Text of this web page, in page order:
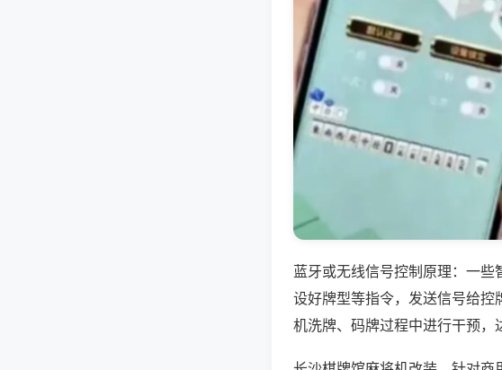
蓝牙或无线信号控制原理：一
设好牌型等指令，发送信号给
机洗牌、码牌过程中进行干预，